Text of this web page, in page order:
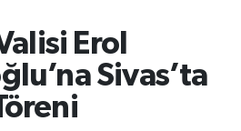
Erol
Sivas’ta
Haritası
ve Fikstür